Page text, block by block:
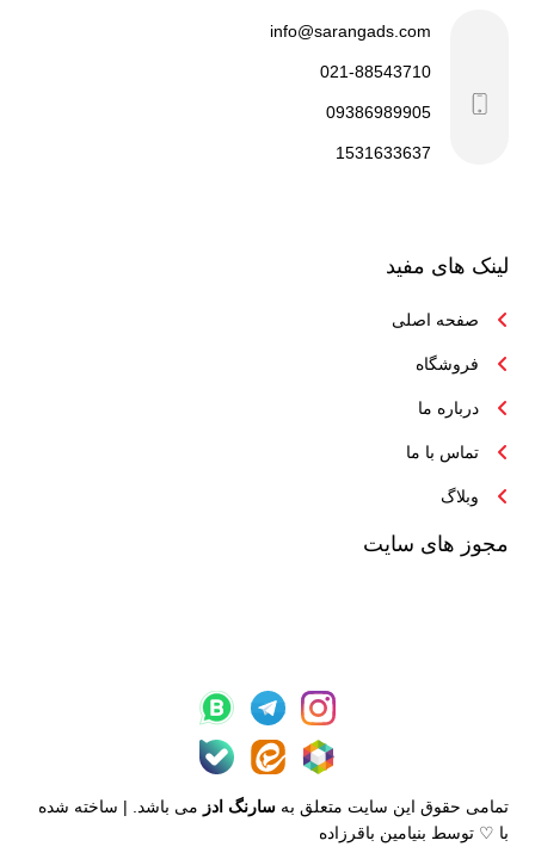
info@sarangads.com
021-88543710
09386989905
1531633637
لینک های مفید
صفحه اصلی
فروشگاه
درباره ما
تماس با ما
وبلاگ
مجوز های سایت
تمامی حقوق این سایت متعلق به سارنگ ادز می باشد. | ساخته شده
با ♡ توسط بنیامین باقرزاده